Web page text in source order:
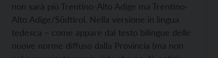
non sarà più Trentino-Alto Adige ma Trentino-
Alto Adige/Südtirol. Nella versione in lingua
tedesca – come appare dal testo bilingue delle
nuove norme diffuso dalla Provincia (ma non